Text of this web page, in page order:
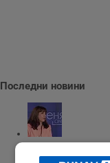
Последни новини
Наталия